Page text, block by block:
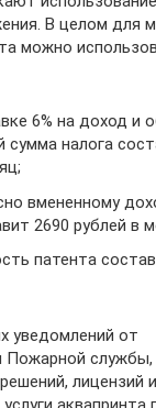
В целом для
можно
6% на доход и
сумма налога
вмененному
2690 рублей в
патента
уведомлений от
Пожарной службы,
лицензий